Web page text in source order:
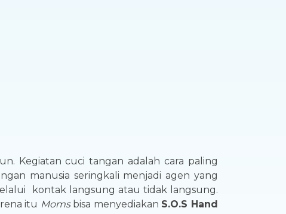
Kegiatan cuci tangan adalah cara paling
manusia seringkali menjadi agen yang
kontak langsung atau tidak langsung.
itu Momsbisa menyediakan S.O.S Hand